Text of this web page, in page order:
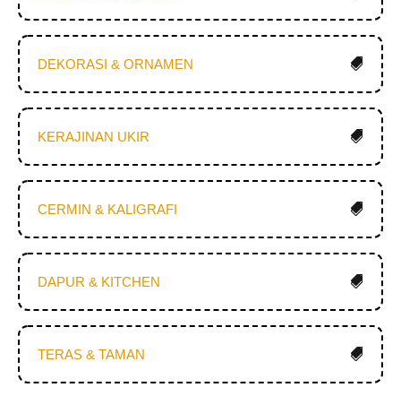
DEKORASI & ORNAMEN
KERAJINAN UKIR
CERMIN & KALIGRAFI
DAPUR & KITCHEN
TERAS & TAMAN